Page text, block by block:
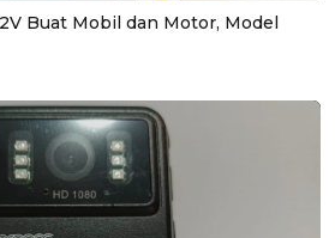
Buat Mobil dan Motor, Model